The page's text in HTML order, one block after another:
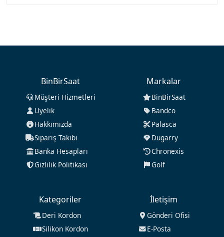
BinBirSaat
Müşteri Hizmetleri
Üyelik
Hakkımızda
Sipariş Takibi
Banka Hesapları
Gizlilik Politikası
Markalar
BinBirSaat
Bandco
Palasca
Dugarry
Chronexis
Golf
Kategoriler
Deri Kordon
Silikon Kordon
İletişim
Gönderi Ofisi
E-Posta